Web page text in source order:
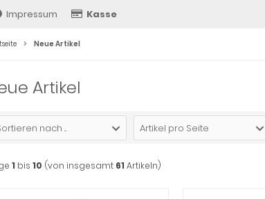
Impressum Kasse
Neue Artikel
Artikel
nach ... Artikel pro Seite
1 bis 10 (von insgesamt 61 Artikeln)